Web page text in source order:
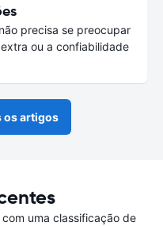
precisa se preocupar
ou a confiabilidade
os artigos
uma classificação de